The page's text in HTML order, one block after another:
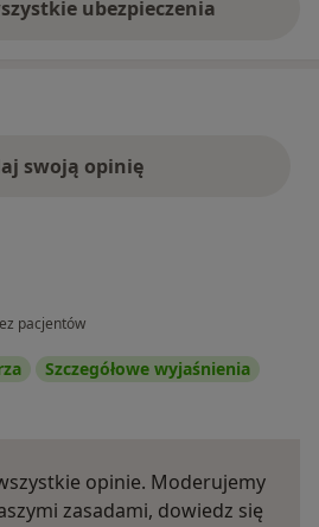
ubezpieczenia
swoją opinię
pacjentów
Szczegółowe wyjaśnienia
opinie. Moderujemy
zasadami, dowiedz się